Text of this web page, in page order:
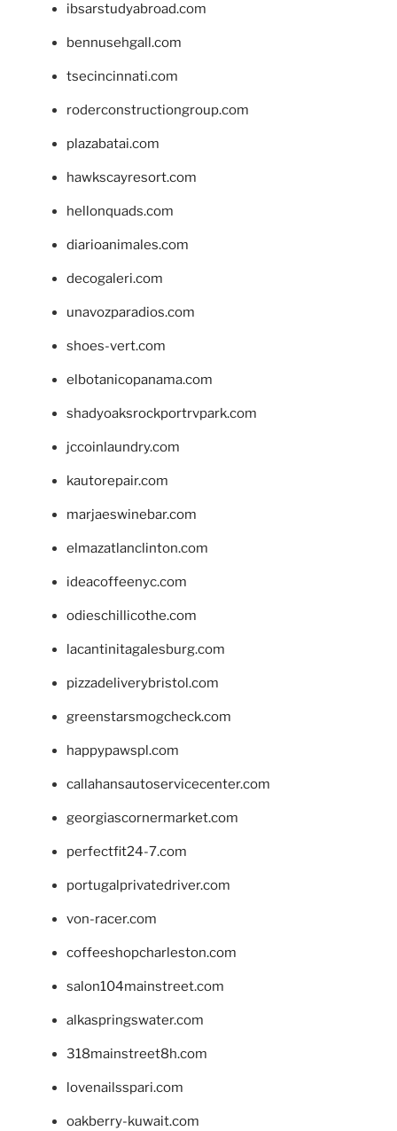
ibsarstudyabroad.com
bennusehgall.com
tsecincinnati.com
roderconstructiongroup.com
plazabatai.com
hawkscayresort.com
hellonquads.com
diarioanimales.com
decogaleri.com
unavozparadios.com
shoes-vert.com
elbotanicopanama.com
shadyoaksrockportrvpark.com
jccoinlaundry.com
kautorepair.com
marjaeswinebar.com
elmazatlanclinton.com
ideacoffeenyc.com
odieschillicothe.com
lacantinitagalesburg.com
pizzadeliverybristol.com
greenstarsmogcheck.com
happypawspl.com
callahansautoservicecenter.com
georgiascornermarket.com
perfectfit24-7.com
portugalprivatedriver.com
von-racer.com
coffeeshopcharleston.com
salon104mainstreet.com
alkaspringswater.com
318mainstreet8h.com
lovenailsspari.com
oakberry-kuwait.com